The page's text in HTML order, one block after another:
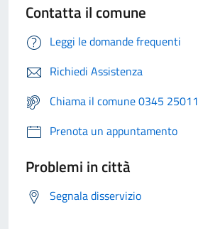
Contatta il comune
Leggi le domande frequenti
Richiedi Assistenza
Chiama il comune 0345 25011
Prenota un appuntamento
Problemi in città
Segnala disservizio